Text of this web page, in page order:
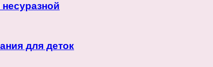
для деток